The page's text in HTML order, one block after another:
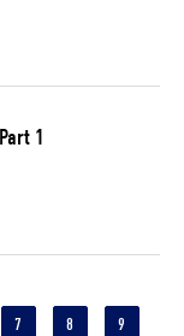
1
PAGE
7 PAGE
8 PAGE
9